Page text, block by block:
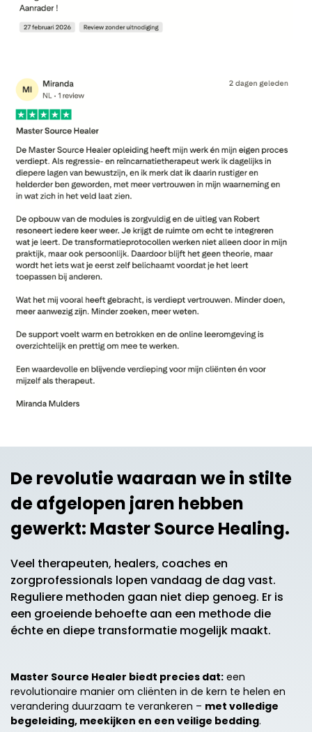
De revolutie waaraan we in stilte
de afgelopen jaren hebben
gewerkt: Master Source Healing.
Veel therapeuten, healers, coaches en
zorgprofessionals lopen vandaag de dag vast.
Reguliere methoden gaan niet diep genoeg. Er is
een groeiende behoefte aan een methode die
échte en diepe transformatie mogelijk maakt.
Master Source Healer biedt precies dat: een
revolutionaire manier om cliënten in de kern te helen en
verandering duurzaam te verankeren – met volledige
begeleiding, meekijken en een veilige bedding.